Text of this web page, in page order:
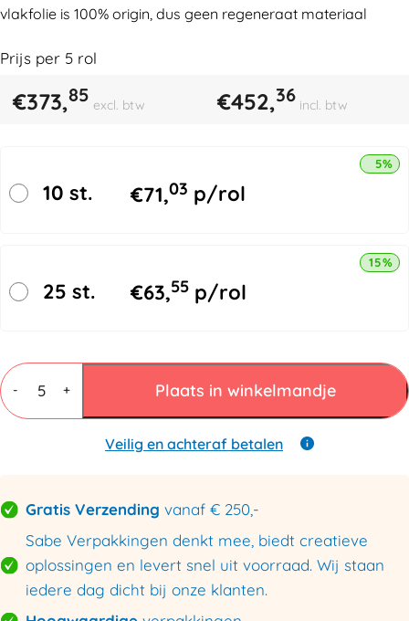
vlakfolie is 100% origin, dus geen regeneraat materiaal
Prijs per 5 rol
€373,85 excl. btw €452,36 incl. btw
10 st. €71,03 p/rol
5%
25 st. €63,55 p/rol
15%
-
LDPE
Folie
360cmx100mtr
20my
+ Plaats in winkelmandje
Veilig en achteraf betalen
Gratis Verzending vanaf € 250,-
Sabe Verpakkingen denkt mee, biedt creatieve
oplossingen en levert snel uit voorraad. Wij staan
iedere dag dicht bij onze klanten.